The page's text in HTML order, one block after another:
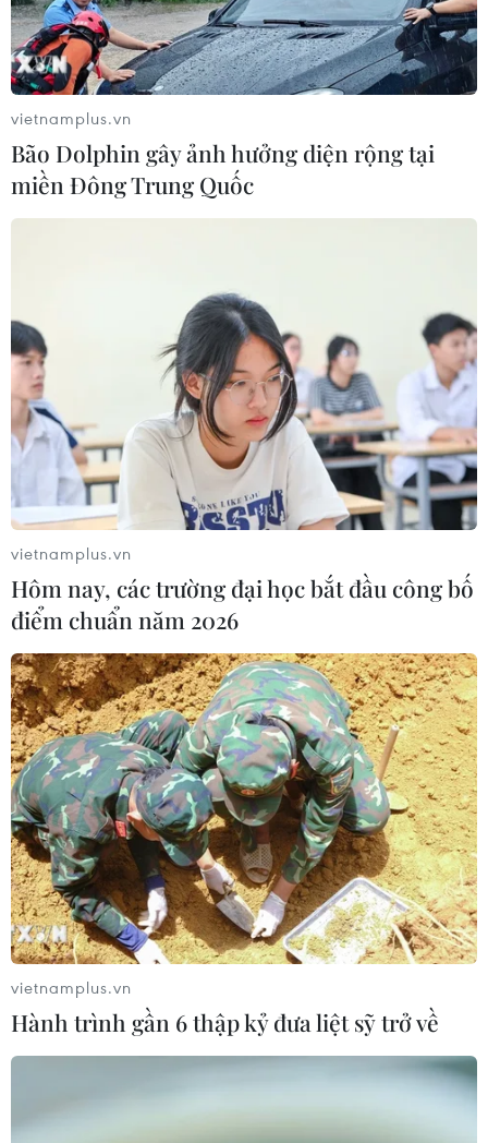
vietnamplus.vn
Bão Dolphin gây ảnh hưởng diện rộng tại
miền Đông Trung Quốc
vietnamplus.vn
Hôm nay, các trường đại học bắt đầu công bố
điểm chuẩn năm 2026
vietnamplus.vn
Hành trình gần 6 thập kỷ đưa liệt sỹ trở về